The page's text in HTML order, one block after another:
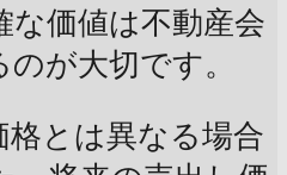
な価値は不動産会
が大切です。
とは異なる場合